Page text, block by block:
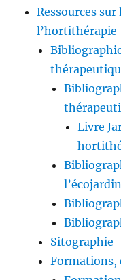
Ressources
l’hortithérapie
Livre
Sitographie
Formations,